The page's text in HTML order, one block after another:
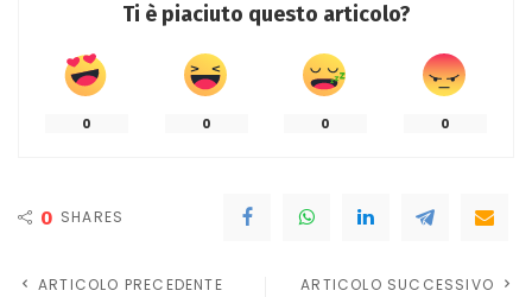
Ti è piaciuto questo articolo?
0 0 0 0
0 SHARES
ARTICOLO PRECEDENTE ARTICOLO SUCCESSIVO